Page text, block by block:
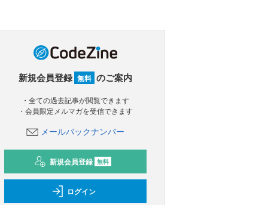
新規会員登録 無料 のご案内
・全ての過去記事が閲覧できます
・会員限定メルマガを受信できます
メールバックナンバー
新規会員登録 無料
ログイン